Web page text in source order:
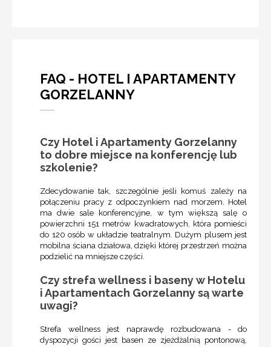
FAQ - HOTEL I APARTAMENTY
GORZELANNY
Czy Hotel i Apartamenty Gorzelanny
to dobre miejsce na konferencję lub
szkolenie?
Zdecydowanie tak, szczególnie jeśli komuś zależy na
połączeniu pracy z odpoczynkiem nad morzem. Hotel
ma dwie sale konferencyjne, w tym większą salę o
powierzchni 151 metrów kwadratowych, która pomieści
do 120 osób w układzie teatralnym. Dużym plusem jest
mobilna ściana działowa, dzięki której przestrzeń można
podzielić na mniejsze części.
Czy strefa wellness i baseny w Hotelu
i Apartamentach Gorzelanny są warte
uwagi?
Strefa wellness jest naprawdę rozbudowana - do
dyspozycji gości jest basen ze zjeżdżalnią pontonową,